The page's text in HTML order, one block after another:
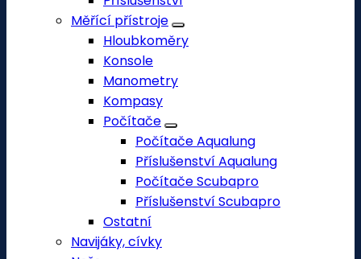
Měřící přístroje
Hloubkoměry
Konsole
Manometry
Kompasy
Počítače
Počítače Aqualung
Příslušenství Aqualung
Počítače Scubapro
Příslušenství Scubapro
Ostatní
Navijáky, cívky